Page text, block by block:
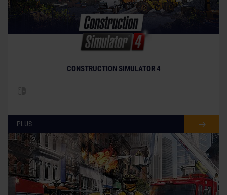
CONSTRUCTION SIMULATOR 4
PLUS